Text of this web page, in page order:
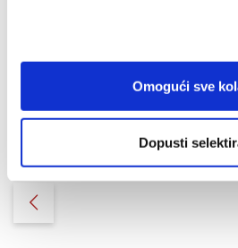
Omogući sve
Dopusti